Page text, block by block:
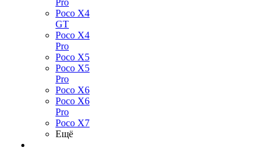
Pro
Poco X4
GT
Poco X4
Pro
Poco X5
Poco X5
Pro
Poco X6
Poco X6
Pro
Poco X7
Ещё